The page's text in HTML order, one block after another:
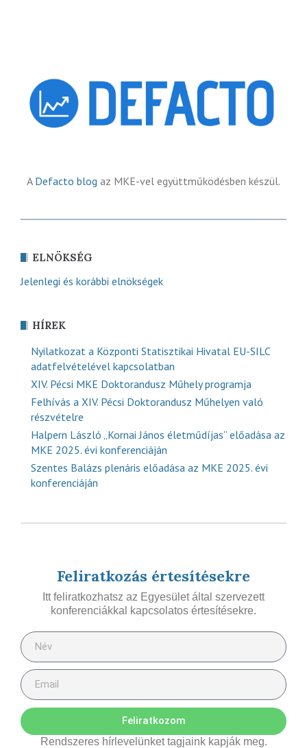
A Defacto blog az MKE-vel együttműködésben készül.
ELNÖKSÉG
Jelenlegi és korábbi elnökségek
HÍREK
Nyilatkozat a Központi Statisztikai Hivatal EU-SILC
adatfelvételével kapcsolatban
XIV. Pécsi MKE Doktorandusz Műhely programja
Felhívás a XIV. Pécsi Doktorandusz Műhelyen való
részvételre
Halpern László „Kornai János életműdíjas” előadása az
MKE 2025. évi konferenciáján
Szentes Balázs plenáris előadása az MKE 2025. évi
konferenciáján
Feliratkozás értesítésekre
Itt feliratkozhatsz az Egyesület által szervezett
konferenciákkal kapcsolatos értesítésekre.
Feliratkozom
Rendszeres hírlevelünket tagjaink kapják meg.